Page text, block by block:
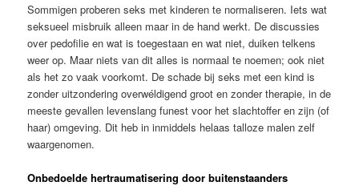
Sommigen proberen seks met kinderen te normaliseren. Iets wat
seksueel misbruik alleen maar in de hand werkt. De discussies
over pedofilie en wat is toegestaan en wat niet, duiken telkens
weer op. Maar niets van dit alles is normaal te noemen; ook niet
als het zo vaak voorkomt. De schade bij seks met een kind is
zonder uitzondering overwéldigend groot en zonder therapie, in de
meeste gevallen levenslang funest voor het slachtoffer en zijn (of
haar) omgeving. Dit heb in inmiddels helaas talloze malen zelf
waargenomen.
Onbedoelde hertraumatisering door buitenstaanders